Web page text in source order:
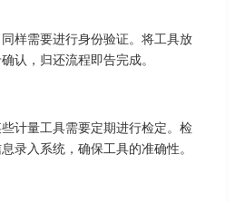
样需要进行身份验证。将工具放
认，归还流程即告完成。
计量工具需要定期进行检定。检
录入系统，确保工具的准确性。